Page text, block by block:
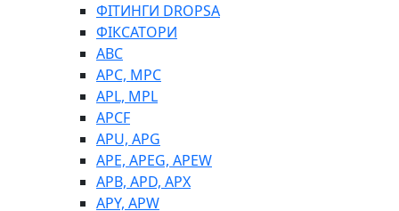
ФІТИНГИ DROPSA
ФІКСАТОРИ
ABC
APC, MPC
APL, MPL
APCF
APU, APG
APE, APEG, APEW
APB, APD, APX
APY, APW